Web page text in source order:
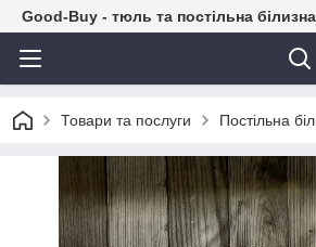
Good-Buy - тюль та постільна білизна
Товари та послуги Постільна